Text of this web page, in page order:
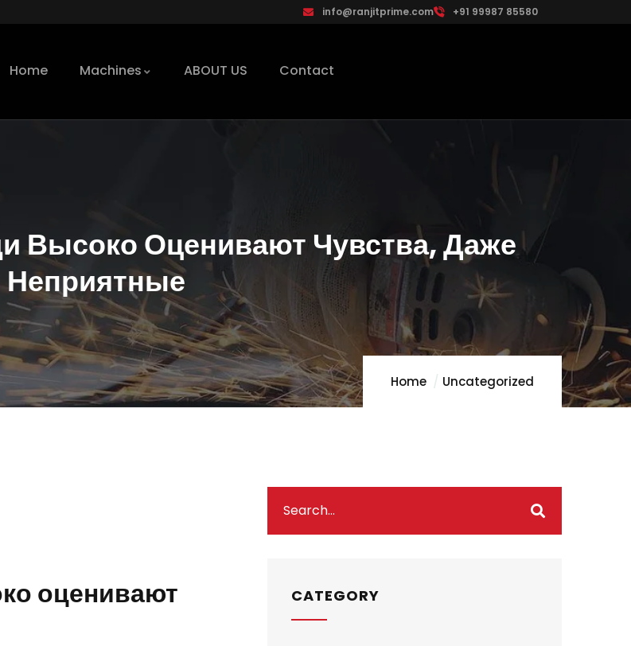
info@ranjitprime.com +91 99987 85580
Home Machines ABOUT US Contact
Высоко Оценивают Чувства, Даже
Неприятные
Home Uncategorized
оценивают
CATEGORY